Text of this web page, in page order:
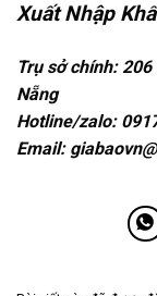
Xuất Nhập
Trụ sở chính:206
Nẵng
Hotline/zalo:
Email: